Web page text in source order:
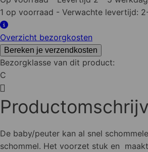
aantal
1 op voorraad - Verwachte levertijd:
Overzicht bezorgkosten
Bereken je verzendkosten
Bezorgklasse van dit product:
C
De baby/peuter kan al snel
schommel. Het voorzet stuk en